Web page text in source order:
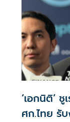
‘เอกนิติ’
ศก.ไทย รั